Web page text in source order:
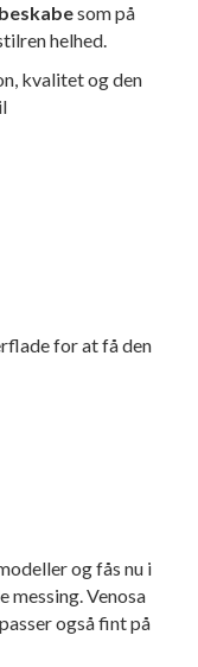
som på
helhed.
kvalitet og den
for at få den
og fås nu i
messing. Venosa
også fint på